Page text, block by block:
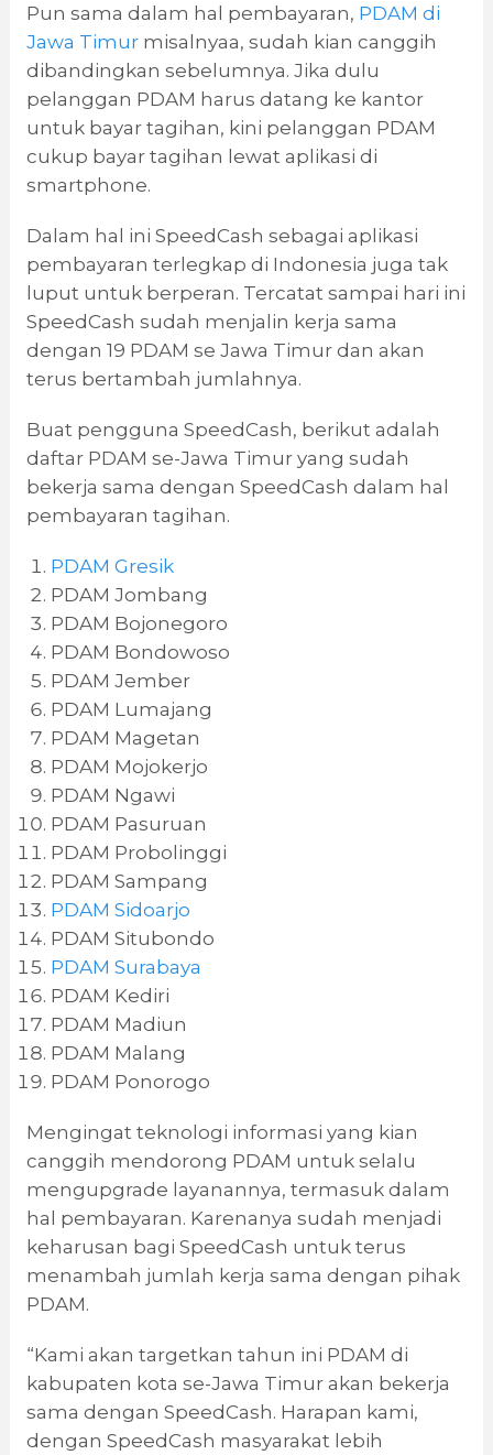
Pun sama dalam hal pembayaran, PDAM di
Jawa Timurmisalnyaa, sudah kian canggih
dibandingkan sebelumnya. Jika dulu
pelanggan PDAM harus datang ke kantor
untuk bayar tagihan, kini pelanggan PDAM
cukup bayar tagihan lewat aplikasi di
smartphone.
Dalam hal ini SpeedCash sebagai aplikasi
pembayaran terlegkap di Indonesia juga tak
luput untuk berperan. Tercatat sampai hari ini
SpeedCash sudah menjalin kerja sama
dengan 19 PDAM se Jawa Timur dan akan
terus bertambah jumlahnya.
Buat pengguna SpeedCash, berikut adalah
daftar PDAM se-Jawa Timur yang sudah
bekerja sama dengan SpeedCash dalam hal
pembayaran tagihan.
PDAM Gresik
PDAM Jombang
PDAM Bojonegoro
PDAM Bondowoso
PDAM Jember
PDAM Lumajang
PDAM Magetan
PDAM Mojokerjo
PDAM Ngawi
PDAM Pasuruan
PDAM Probolinggi
PDAM Sampang
PDAM Sidoarjo
PDAM Situbondo
PDAM Surabaya
PDAM Kediri
PDAM Madiun
PDAM Malang
PDAM Ponorogo
Mengingat teknologi informasi yang kian
canggih mendorong PDAM untuk selalu
mengupgrade layanannya, termasuk dalam
hal pembayaran. Karenanya sudah menjadi
keharusan bagi SpeedCash untuk terus
menambah jumlah kerja sama dengan pihak
PDAM.
“Kami akan targetkan tahun ini PDAM di
kabupaten kota se-Jawa Timur akan bekerja
sama dengan SpeedCash. Harapan kami,
dengan SpeedCash masyarakat lebih